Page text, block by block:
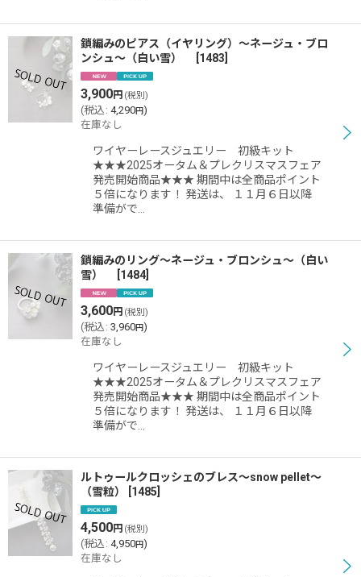
鎖編みのピアス（イヤリング）〜ネージュ・ブロ
ンシュ〜（白い雪）
1483
3,900円 (税別)
(税込 : 4,290円)
在庫なし
ワイヤーレースジュエリー 初級キット
★★★2025オータム＆プレクリスマスフェア
発売開始商品★★★ 期間中は全商品ポイント
５倍になります！ 発送は、 １１月６日以降
準備がで…
鎖編みのリング〜ネージュ・ブロンシュ〜（白い
雪）
1484
3,600円 (税別)
(税込 : 3,960円)
在庫なし
ワイヤーレースジュエリー 初級キット
★★★2025オータム＆プレクリスマスフェア
発売開始商品★★★ 期間中は全商品ポイント
５倍になります！ 発送は、 １１月６日以降
準備がで…
ルトゥールクロッシェのブレス〜snow pellet〜
（雪粒）
1485
4,500円 (税別)
(税込 : 4,950円)
在庫なし